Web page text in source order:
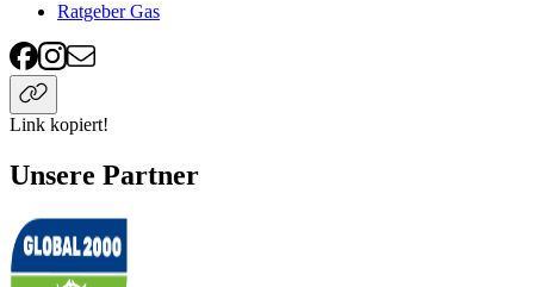
Ratgeber Gas
Link kopiert!
Unsere Partner